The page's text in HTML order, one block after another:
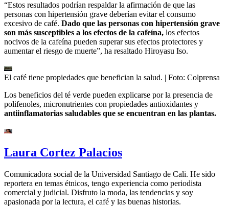
“Estos resultados podrían respaldar la afirmación de que las
personas con hipertensión grave deberían evitar el consumo
excesivo de café. Dado que las personas con hipertensión grave
son más susceptibles a los efectos de la cafeína, los efectos
nocivos de la cafeína pueden superar sus efectos protectores y
aumentar el riesgo de muerte”, ha resaltado Hiroyasu Iso.
El café tiene propiedades que benefician la salud. | Foto: Colprensa
Los beneficios del té verde pueden explicarse por la presencia de
polifenoles, micronutrientes con propiedades antioxidantes y
antiinflamatorias saludables que se encuentran en las plantas.
Laura Cortez Palacios
Comunicadora social de la Universidad Santiago de Cali. He sido
reportera en temas étnicos, tengo experiencia como periodista
comercial y judicial. Disfruto la moda, las tendencias y soy
apasionada por la lectura, el café y las buenas historias.